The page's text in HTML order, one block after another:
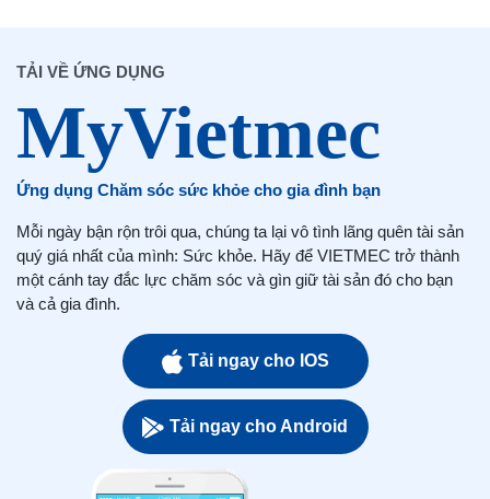
TẢI VỀ ỨNG DỤNG
Ứng dụng Chăm sóc sức khỏe cho gia đình bạn
Mỗi ngày bận rộn trôi qua, chúng ta lại vô tình lãng quên tài sản
quý giá nhất của mình: Sức khỏe. Hãy để VIETMEC trở thành
một cánh tay đắc lực chăm sóc và gìn giữ tài sản đó cho bạn
và cả gia đình.
Tải ngay cho IOS
Tải ngay cho Android